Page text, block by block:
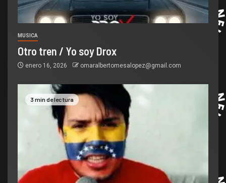
MUSICA
Otro tren / Yo soy Drox
enero 16, 2026 omaralbertomesalopez@gmail.com
3 min de lectura